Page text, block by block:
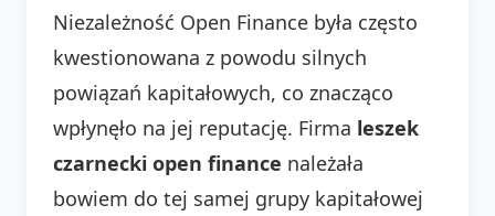
Niezależność Open Finance była często
kwestionowana z powodu silnych
powiązań kapitałowych, co znacząco
wpłynęło na jej reputację. Firma leszek
czarnecki open finance należała
bowiem do tej samej grupy kapitałowej